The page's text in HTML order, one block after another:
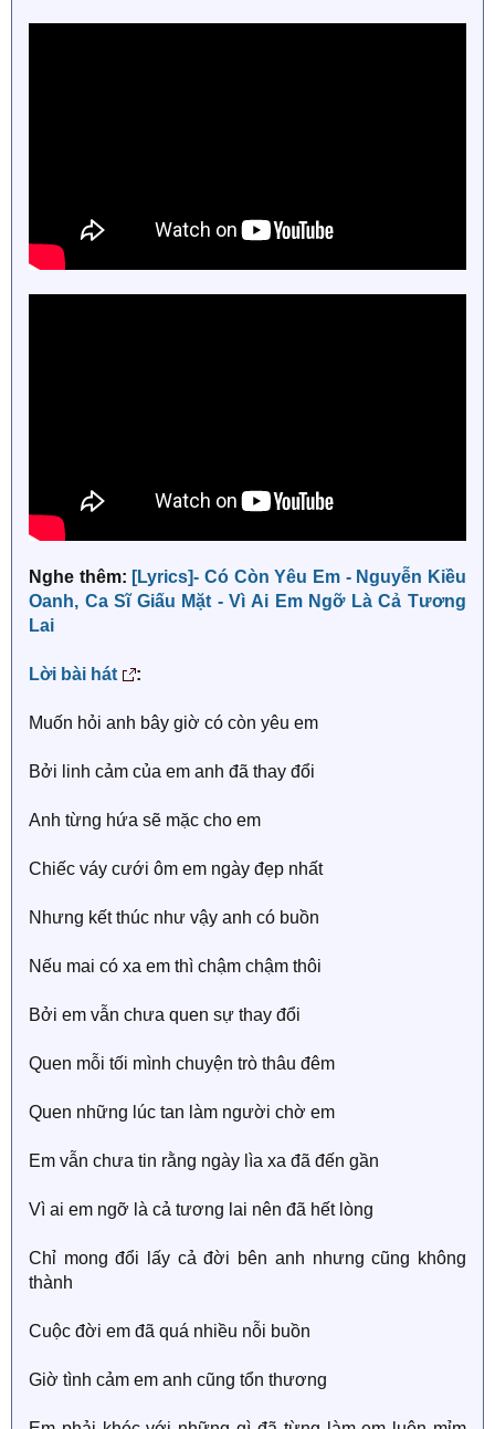
Nghe thêm: [Lyrics]- Có Còn Yêu Em - Nguyễn Kiều
Oanh, Ca Sĩ Giấu Mặt - Vì Ai Em Ngỡ Là Cả Tương
Lai
Lời bài hát :
Muốn hỏi anh bây giờ có còn yêu em
Bởi linh cảm của em anh đã thay đổi
Anh từng hứa sẽ mặc cho em
Chiếc váy cưới ôm em ngày đẹp nhất
Nhưng kết thúc như vậy anh có buồn
Nếu mai có xa em thì chậm chậm thôi
Bởi em vẫn chưa quen sự thay đổi
Quen mỗi tối mình chuyện trò thâu đêm
Quen những lúc tan làm người chờ em
Em vẫn chưa tin rằng ngày lìa xa đã đến gần
Vì ai em ngỡ là cả tương lai nên đã hết lòng
Chỉ mong đổi lấy cả đời bên anh nhưng cũng không
thành
Cuộc đời em đã quá nhiều nỗi buồn
Giờ tình cảm em anh cũng tổn thương